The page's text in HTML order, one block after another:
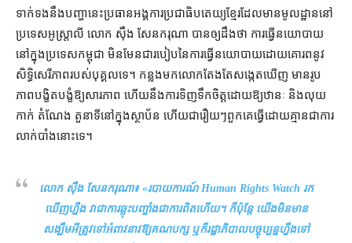
ទាក់ទង​នឹង​បញ្ហា​នេះ​ប្រធាន​អង្គការ​ប្រជាធិបតេយ្យ​ខ្មែរ​ដែល​មាន​មូលដ្ឋាន​នៅ​
ប្រទេស​អូស្ត្រាលី លោក ស៊ឹង សែន​ករុណា បាន​ឲ្យ​ដឹង​ថា ការ​ធ្វើ​នយោបាយ​
នៅក្នុង​ប្រទេស​កម្ពុជា មិនមែន​ជា​របៀប​នៃ​ការ​ធ្វើ​នយោបាយ​ដោយ​គោរព​នូវ​
សិទ្ធិ​សេរីភាព​របស់​បុគ្គល​ទេ។ កន្លងមក​លោក​តែងតែ​សង្កេតឃើញ មាន​រូប
ភាព​បង្ខិតបង្ខំ​ឱ្យ​សារភាព ហើយនឹង​ការទិញ​ទឹកចិត្ត​ដោយ​ឱ្យ​ឋានៈ និង​លុយ
កាក់ តំណែង តួនាទី​នៅក្នុង​ស្ថាប័ន ហើយ​ជារឿយៗ​ពួកគេ​ធ្វើ​ដោយ​គ្មាន​ជា​ការ​
លាក់បាំង​នោះ​ទេ។
លោក ស៊ឹង សែនករុណា៖ «របាយការណ៍ Human Rights Watch រក​
ឃើញ​ហ្នឹង វា​ជា​ការ​ឆ្លុះបញ្ចាំង​ជា​ការ​ពិតហើយ​។ ក៏ប៉ុន្តែ យើង​មិន​មាន​
សង្ឃឹម​អី​ត្រូវ​ទៅ​អំពាវនាវ​ឱ្យ​គណបក្ស ឬក៏​រដ្ឋាភិបាល​បច្ចុប្បន្ន​ហ្នឹង​ទៅ​